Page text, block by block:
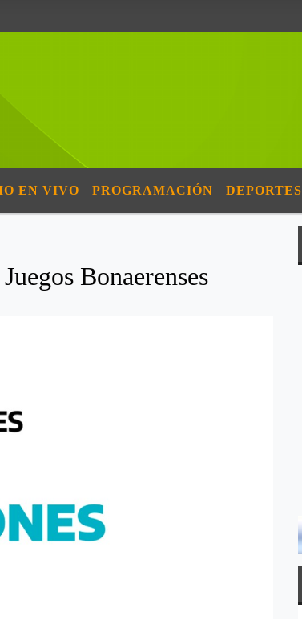
EN VIVO PROGRAMACIÓN DEPORTES
Bonaerenses